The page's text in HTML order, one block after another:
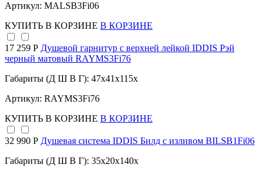
Артикул: MALSB3Fi06
КУПИТЬ В КОРЗИНЕ В КОРЗИНЕ
17 259 Р Душевой гарнитур с верхней лейкой IDDIS Рэй
черный матовый RAYMS3Fi76
Габариты (Д Ш В Г): 47x41x115x
Артикул: RAYMS3Fi76
КУПИТЬ В КОРЗИНЕ В КОРЗИНЕ
32 990 Р Душевая система IDDIS Билд с изливом BILSB1Fi06
Габариты (Д Ш В Г): 35x20x140x